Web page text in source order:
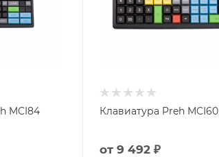
MCI84 Клавиатура Preh MCI60
от 9 492 ₽